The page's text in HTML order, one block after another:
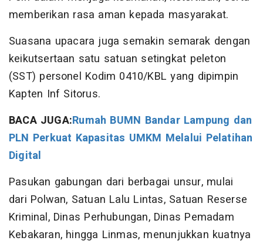
memberikan rasa aman kepada masyarakat.
Suasana upacara juga semakin semarak dengan
keikutsertaan satu satuan setingkat peleton
(SST) personel Kodim 0410/KBL yang dipimpin
Kapten Inf Sitorus.
BACA JUGA:Rumah BUMN Bandar Lampung dan
PLN Perkuat Kapasitas UMKM Melalui Pelatihan
Digital
Pasukan gabungan dari berbagai unsur, mulai
dari Polwan, Satuan Lalu Lintas, Satuan Reserse
Kriminal, Dinas Perhubungan, Dinas Pemadam
Kebakaran, hingga Linmas, menunjukkan kuatnya